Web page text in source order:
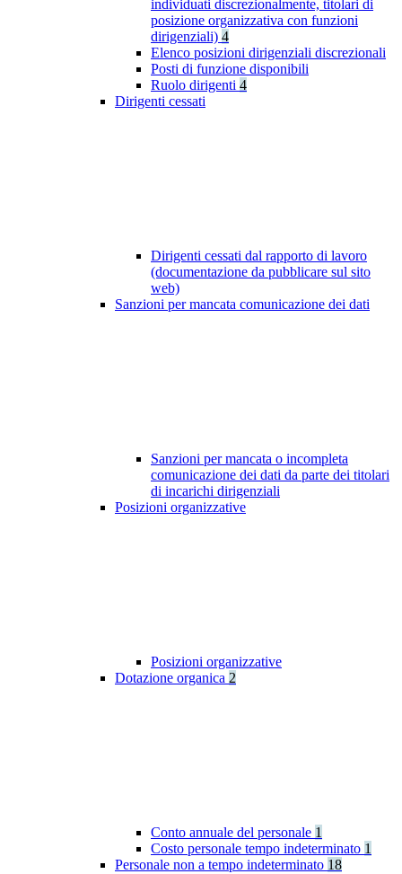
individuati discrezionalmente, titolari di
posizione organizzativa con funzioni
dirigenziali) 4
Elenco posizioni dirigenziali discrezionali
Posti di funzione disponibili
Ruolo dirigenti 4
Dirigenti cessati
Dirigenti cessati dal rapporto di lavoro
(documentazione da pubblicare sul sito
web)
Sanzioni per mancata comunicazione dei dati
Sanzioni per mancata o incompleta
comunicazione dei dati da parte dei titolari
di incarichi dirigenziali
Posizioni organizzative
Posizioni organizzative
Dotazione organica 2
Conto annuale del personale 1
Costo personale tempo indeterminato 1
Personale non a tempo indeterminato 18